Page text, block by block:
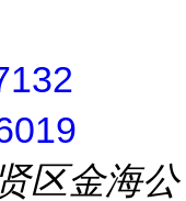
区金海公